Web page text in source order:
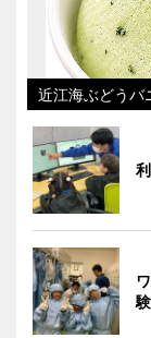
近江海ぶどうバ
験